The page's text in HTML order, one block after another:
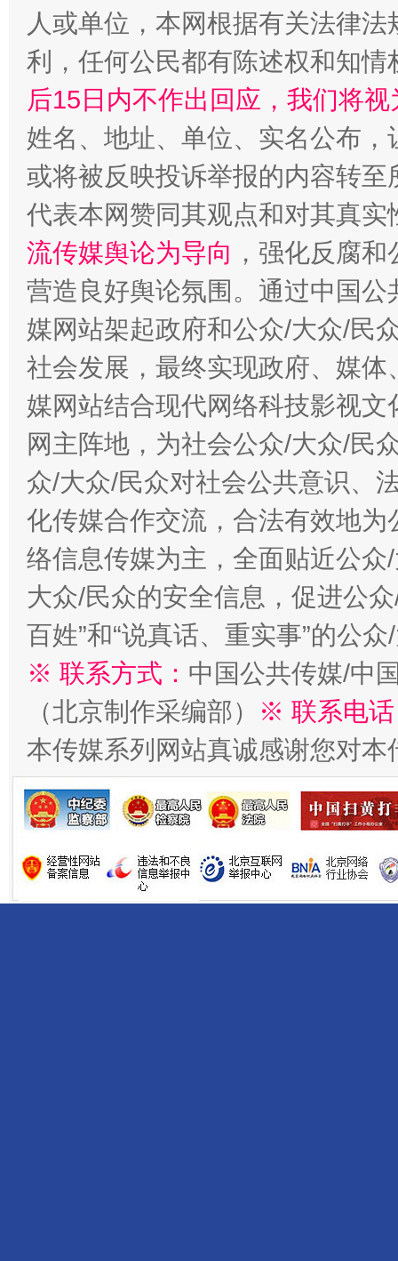
人或单位，本网根据有关法律
利，任何公民都有陈述权和知情
后15日内不作出回应，我们将
姓名、地址、单位、实名公布
或将被反映投诉举报的内容转
代表本网赞同其观点和对其真实
流传媒舆论为导向 ，强化反腐
营造良好舆论氛围。通过中国
媒网站架起政府和公众/大众/民
社会发展，最终实现政府、媒
媒网站结合现代网络科技影视
网主阵地，为社会公众/大众/民
众/大众/民众对社会公共意识、
化传媒合作交流，合法有效地
络信息传媒为主，全面贴近公
大众/民众的安全信息，促进公
百姓”和“说真话、重实事”的公
※ 联系方式： 中国公共传媒/中
（北京制作采编部）
※ 联系电
本传媒系列网站真诚感谢您对